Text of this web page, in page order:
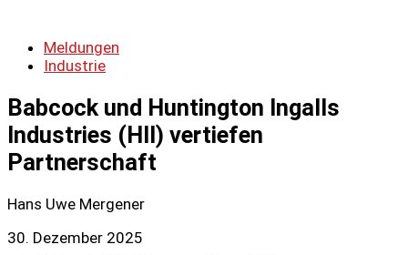
Meldungen
Industrie
Babcock und Huntington Ingalls
Industries (HII) vertiefen
Partnerschaft
Hans Uwe Mergener
30. Dezember 2025